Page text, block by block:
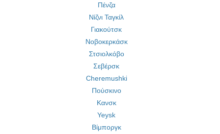
Πένζα
Νίζνι Ταγκίλ
Γιακούτσκ
Νοβοκερκάσκ
Στσιολκόβο
Σεβέρσκ
Cheremushki
Πούσκινο
Κανσκ
Yeysk
Βίμποργκ